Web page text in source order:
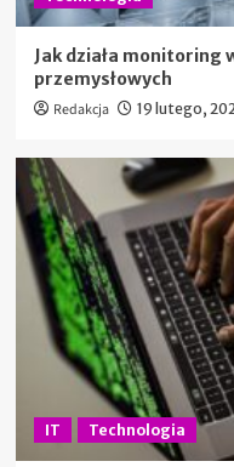
Jak działa monitoring
przemysłowych
Redakcja 19 lutego,
IT Technologia